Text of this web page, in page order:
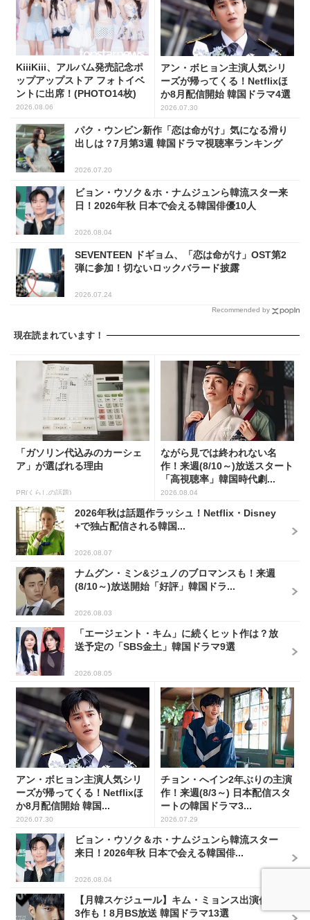
KiiiKiii、アルバム発売記念ポ
ップアップストア フォトイベ
ントに出席！(PHOTO14枚)
2026.08.06
アン・ボヒョン主演人気シリ
ーズが帰ってくる！Netflixほ
か8月配信開始 韓国ドラマ4選
2026.07.30
パク・ウンビン新作「恋は命がけ」気になる滑り
出しは？7月第3週 韓国ドラマ視聴率ランキング
2026.07.20
ビョン・ウソク＆ホ・ナムジュンら韓流スター来
日！2026年秋 日本で会える韓国俳優10人
2026.08.04
SEVENTEEN ドギョム、「恋は命がけ」OST第2
弾に参加！切ないロックバラード披露
2026.07.24
Recommended by
現在読まれています！
「ガソリン代込みのカーシェ
ア」が選ばれる理由
PR(くらしの話題)
ながら見では終われない名
作！来週(8/10～)放送スタート
「高視聴率」韓国時代劇...
2026.08.04
2026年秋は話題作ラッシュ！Netflix・Disney
+で独占配信される韓国...
2026.08.07
ナムグン・ミン&ジュノのブロマンスも！来週
(8/10～)放送開始「好評」韓国ドラ...
2026.08.03
「エージェント・キム」に続くヒット作は？放
送予定の「SBS金土」韓国ドラマ9選
2026.08.05
アン・ボヒョン主演人気シリ
ーズが帰ってくる！Netflixほ
か8月配信開始 韓国...
2026.07.30
チョン・へイン2年ぶりの主演
作！来週(8/3～) 日本配信スタ
ートの韓国ドラマ3...
2026.07.29
ビョン・ウソク＆ホ・ナムジュンら韓流スター
来日！2026年秋 日本で会える韓国俳...
2026.08.04
【月韓スケジュール】キム・ミョンス出演作が
3作も！8月BS放送 韓国ドラマ13選